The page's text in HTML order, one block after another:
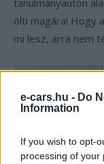
e-cars.hu - Do
Information
If you wish to opt-
processing of your
ölti magára! Hogy
mi lesz, arra nem